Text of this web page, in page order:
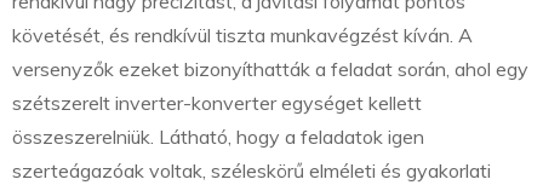
követését, és rendkívül tiszta munkavégzést kíván. A
versenyzők ezeket bizonyíthatták a feladat során, ahol egy
szétszerelt inverter-konverter egységet kellett
összeszerelniük. Látható, hogy a feladatok igen
szerteágazóak voltak, széleskörű elméleti és gyakorlati